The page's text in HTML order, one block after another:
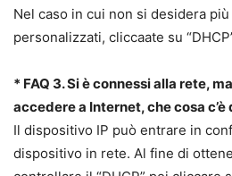
Nel caso in cui non si desidera
personalizzati, cliccaate su
* FAQ 3. Si è connessi alla rete,
accedere a Internet, che cosa
Il dispositivo IP può entrare in
dispositivo in rete. Al fine di